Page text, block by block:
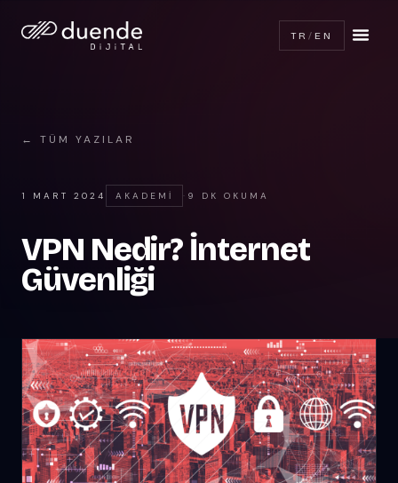
TR / EN
← TÜM YAZILAR
1 MART 2024 AKADEMI · 9 DK OKUMA
VPN Nedir? İnternet
Güvenliği